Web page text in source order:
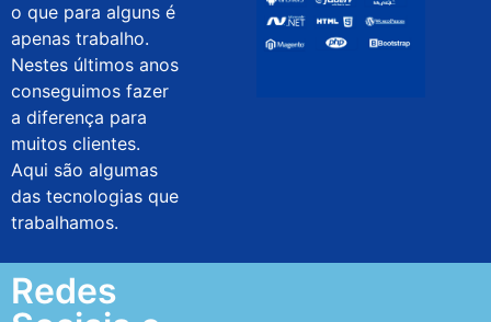
o que para alguns é
apenas trabalho.
Nestes últimos anos
conseguimos fazer
a diferença para
muitos clientes.
Aqui são algumas
das tecnologias que
trabalhamos.
Redes